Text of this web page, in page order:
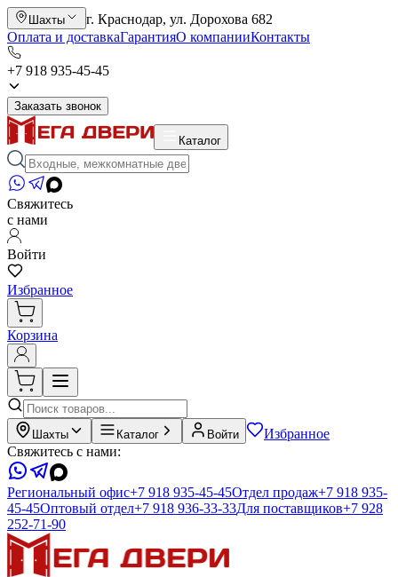
Шахты
г. Краснодар, ул. Дорохова 682
Оплата и доставкаГарантияО компанииКонтакты
+7 918 935-45-45
Заказать звонок
Каталог
Свяжитесь
с нами
Войти
Избранное
Корзина
Шахты Каталог Войти
Избранное
Свяжитесь с нами:
Региональный офис+7 918 935-45-45Отдел продаж+7 918 935-
45-45Оптовый отдел+7 918 936-33-33Для поставщиков+7 928
252-71-90